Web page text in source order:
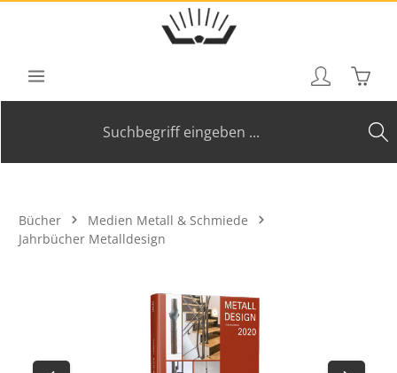
Zum Hauptinhalt springen
Bücher
Medien Metall & Schmiede
Jahrbücher Metalldesign